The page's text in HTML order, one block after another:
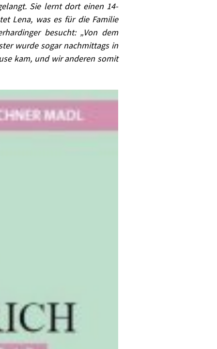
Sie lernt dort einen 14-
Lena, was es für die Familie
besucht: „Von dem
wurde sogar nachmittags in
kam, und wir anderen somit